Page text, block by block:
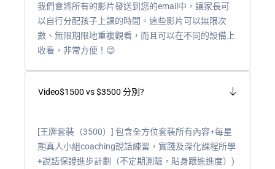
我們會將所有的影片發送到您的email中，讓家長可
以自行分配孩子上課的時間。這些影片可以無限次
數、無限期限地重複觀看，而且可以在不同的設備上
收看，非常方便！😊
Video$1500 vs $3500 分別?
[王牌套裝（3500）] 包含全方位套裝所有內容+每星
期真人小組coaching說話練習，實踐及深化課程所學
+說話保證進步計劃（不定期測驗，貼身跟進進度）)